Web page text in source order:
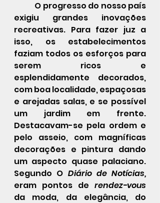
exigiu grandes inovações
recreativas. Para fazer juz a
isso, os estabelecimentos
faziam todos os esforços para
serem ricos e
esplendidamente decorados,
com boa localidade, espaçosas
e arejadas salas, e se possível
um jardim em frente.
Destacavam-se pela ordem e
pelo asseio, com magníficas
decorações e pintura dando
um aspecto quase palaciano.
Segundo O
eram pontos de